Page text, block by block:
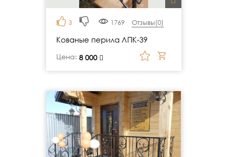
3 1769 Отзывы(0)
Кованые перила ЛПК-39
Цена: 8 000
руб.